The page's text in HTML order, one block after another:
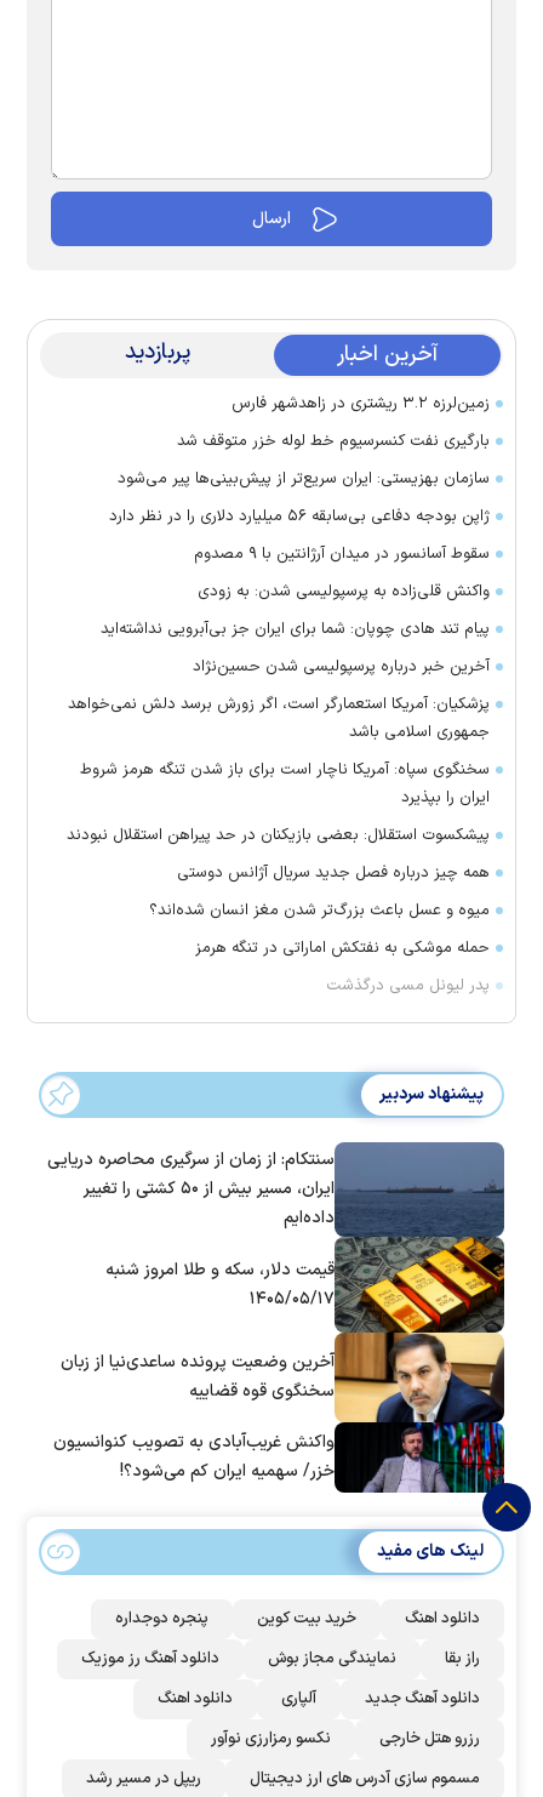
آخرین اخبار پربازدید
زمین‌لرزه ۳.۲ ریشتری در زاهدشهر فارس
بارگیری نفت کنسرسیوم خط لوله خزر متوقف شد
سازمان بهزیستی: ایران سریع‌تر از پیش‌بینی‌ها پیر می‌شود
ژاپن بودجه دفاعی بی‌سابقه ۵۶ میلیارد دلاری را در نظر دارد
سقوط آسانسور در میدان آرژانتین با ۹ مصدوم
واکنش قلی‌زاده به پرسپولیسی شدن: به زودی
پیام تند هادی چوپان: شما برای ایران جز بی‌آبرویی نداشته‌اید
آخرین خبر درباره پرسپولیسی شدن حسین‌نژاد
پزشکیان: آمریکا استعمارگر است، اگر زورش برسد دلش نمی‌خواهد
جمهوری اسلامی باشد
سخنگوی سپاه: آمریکا ناچار است برای باز شدن تنگه هرمز شروط
ایران را بپذیرد
پیشکسوت استقلال: بعضی بازیکنان در حد پیراهن استقلال نبودند
همه چیز درباره فصل جدید سریال آژانس دوستی
میوه و عسل باعث بزرگ‌تر شدن مغز انسان شده‌اند؟
حمله موشکی به نفتکش اماراتی در تنگه هرمز
پدر لیونل مسی درگذشت
پیشنهاد سردبیر
سنتکام: از زمان از سرگیری محاصره دریایی
ایران، مسیر بیش از ۵۰ کشتی را تغییر
داده‌ایم
قیمت دلار، سکه و طلا امروز شنبه
۱۴۰۵/۰۵/۱۷
آخرین وضعیت پرونده ساعدی‌نیا از زبان
سخنگوی قوه قضاییه
واکنش غریب‌آبادی به تصویب کنوانسیون
خزر/ سهمیه ایران کم می‌شود؟!
لینک های مفید
دانلود اهنگ خرید بیت کوین
پنجره دوجداره
راز بقا
نمایندگی مجاز بوش
دانلود آهنگ رز‌ موزیک
دانلود آهنگ جدید
آلپاری
دانلود اهنگ
رزرو هتل خارجی
نکسو رمزارزی نوآور
مسموم سازی آدرس های ارز دیجیتال
ریپل در مسیر رشد